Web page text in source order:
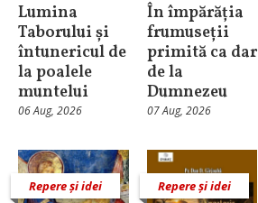
Lumina
Taborului și
întunericul de
la poalele
muntelui
06 Aug, 2026
În împărăția
frumuseții
primită ca dar
de la
Dumnezeu
07 Aug, 2026
Repere și idei Repere și idei